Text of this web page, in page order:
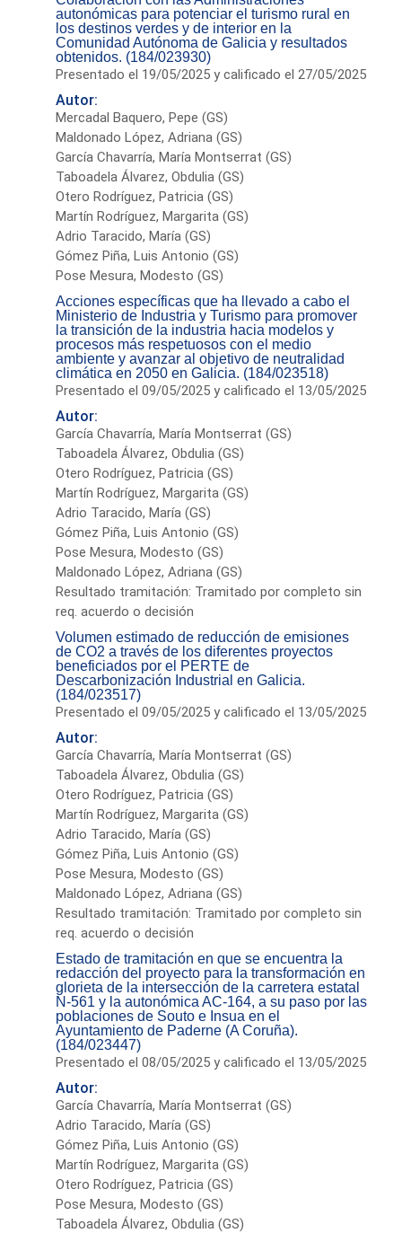
autonómicas para potenciar el turismo rural en
los destinos verdes y de interior en la
Comunidad Autónoma de Galicia y resultados
obtenidos. (184/023930)
Presentado el 19/05/2025 y calificado el 27/05/2025
Autor:
Mercadal Baquero, Pepe (GS)
Maldonado López, Adriana (GS)
García Chavarría, María Montserrat (GS)
Taboadela Álvarez, Obdulia (GS)
Otero Rodríguez, Patricia (GS)
Martín Rodríguez, Margarita (GS)
Adrio Taracido, María (GS)
Gómez Piña, Luis Antonio (GS)
Pose Mesura, Modesto (GS)
Acciones específicas que ha llevado a cabo el
Ministerio de Industria y Turismo para promover
la transición de la industria hacia modelos y
procesos más respetuosos con el medio
ambiente y avanzar al objetivo de neutralidad
climática en 2050 en Galicia. (184/023518)
Presentado el 09/05/2025 y calificado el 13/05/2025
Autor:
García Chavarría, María Montserrat (GS)
Taboadela Álvarez, Obdulia (GS)
Otero Rodríguez, Patricia (GS)
Martín Rodríguez, Margarita (GS)
Adrio Taracido, María (GS)
Gómez Piña, Luis Antonio (GS)
Pose Mesura, Modesto (GS)
Maldonado López, Adriana (GS)
Resultado tramitación: Tramitado por completo sin
req. acuerdo o decisión
Volumen estimado de reducción de emisiones
de CO2 a través de los diferentes proyectos
beneficiados por el PERTE de
Descarbonización Industrial en Galicia.
(184/023517)
Presentado el 09/05/2025 y calificado el 13/05/2025
Autor:
García Chavarría, María Montserrat (GS)
Taboadela Álvarez, Obdulia (GS)
Otero Rodríguez, Patricia (GS)
Martín Rodríguez, Margarita (GS)
Adrio Taracido, María (GS)
Gómez Piña, Luis Antonio (GS)
Pose Mesura, Modesto (GS)
Maldonado López, Adriana (GS)
Resultado tramitación: Tramitado por completo sin
req. acuerdo o decisión
Estado de tramitación en que se encuentra la
redacción del proyecto para la transformación en
glorieta de la intersección de la carretera estatal
N-561 y la autonómica AC-164, a su paso por las
poblaciones de Souto e Insua en el
Ayuntamiento de Paderne (A Coruña).
(184/023447)
Presentado el 08/05/2025 y calificado el 13/05/2025
Autor:
García Chavarría, María Montserrat (GS)
Adrio Taracido, María (GS)
Gómez Piña, Luis Antonio (GS)
Martín Rodríguez, Margarita (GS)
Otero Rodríguez, Patricia (GS)
Pose Mesura, Modesto (GS)
Taboadela Álvarez, Obdulia (GS)